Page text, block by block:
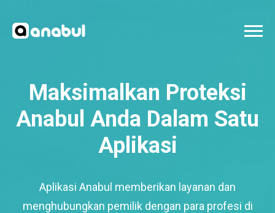
Maksimalkan Proteksi
Anabul Anda Dalam Satu
Aplikasi
Aplikasi Anabul memberikan layanan dan
menghubungkan pemilik dengan para profesi di